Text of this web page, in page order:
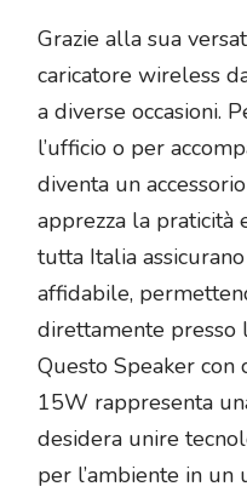
Grazie alla sua
caricatore wireless
a diverse occasioni.
l’ufficio o per
diventa un
apprezza la praticità
tutta Italia
affidabile,
direttamente presso
Questo Speaker con
15W rappresenta
desidera unire
per l’ambiente in un